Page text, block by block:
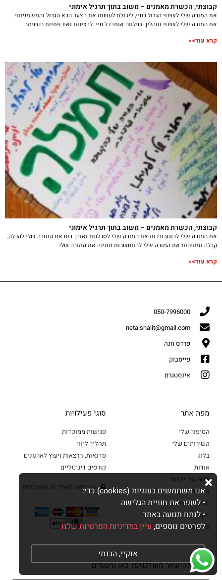
קבוצתי, הכשרת מאמנים – משוב בתוך תרגיל אימוני
את המורה שלי לשינוי הגדול בחיי, ליכולת לעשות את הצעד הבא הגדול והמשמעותי.
את המורה שלי לשינוי ותהליך שילווה אותי כל חיי. לרצינות ואיכפתיות בנשימה
קרא עוד>>
קבוצתי, הכשרת מאמנים – משוב בתוך תרגיל אימוני
את המורה שלי לרוגע ורכות את המורה שלי לסבלנות ואורך רוח את המורה שלי להכלה,
קבלה ופתיחות את המורה שלי להתחשבות ונתינה את המורה שלי
קרא עוד>>
050-7996000
neta.shalit@gmail.com
פרדס חנה
פייסבוק
אינסטגרם
מפת אתר
הסיפור שלי
השירותים שלי
בלוג
אודות
חנות אור יקרות
הצהרת נגישות
מדיניות פרטיות
תקנון אתר
צור קשר
סוגי פעילויות
פגישות ממוקדות
תהליך ליווי
סדנאות, הרצאות ויעוץ לארגונים
קורסים דיגיטליים
הרכישה באתר זה מאובטחת
רוצים להישאר מעודכנים? כאן נרשמים
אנו משתמשים בעוגיות (cookies) כדי:
• לשפר את חוויית הגלישה
• לנתח תנועה באתר
לפרטים נוספים, עיין במדיניות הפרטיות שלנו.
אוקיי, הבנתי